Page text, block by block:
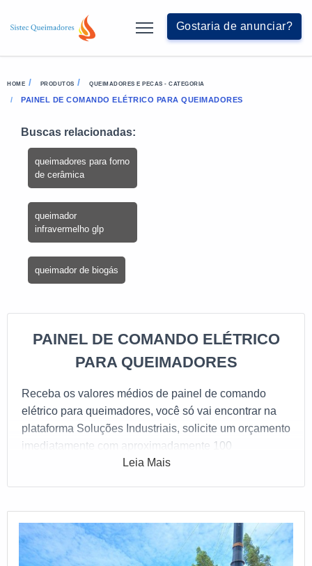
Gostaria de anunciar?
HOME PRODUTOS QUEIMADORES E PECAS - CATEGORIA
PAINEL DE COMANDO ELÉTRICO PARA QUEIMADORES
Buscas relacionadas:
queimadores para forno
de cerâmica
queimador
infravermelho glp
queimador de biogás
PAINEL DE COMANDO ELÉTRICO
PARA QUEIMADORES
Receba os valores médios de painel de comando
elétrico para queimadores, você só vai encontrar na
plataforma Soluções Industriais, solicite um orçamento
imediatamente com aproximadamente 100
fornecedores gratuitamente a sua escolha
Leia Mais